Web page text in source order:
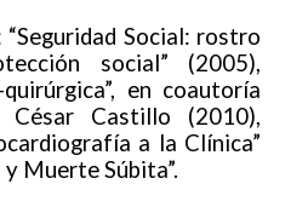
Social: rostro
social” (2005),
quirúrgica”, en coautoría
Castillo (2010),
a la Clínica”
Muerte Súbita”.